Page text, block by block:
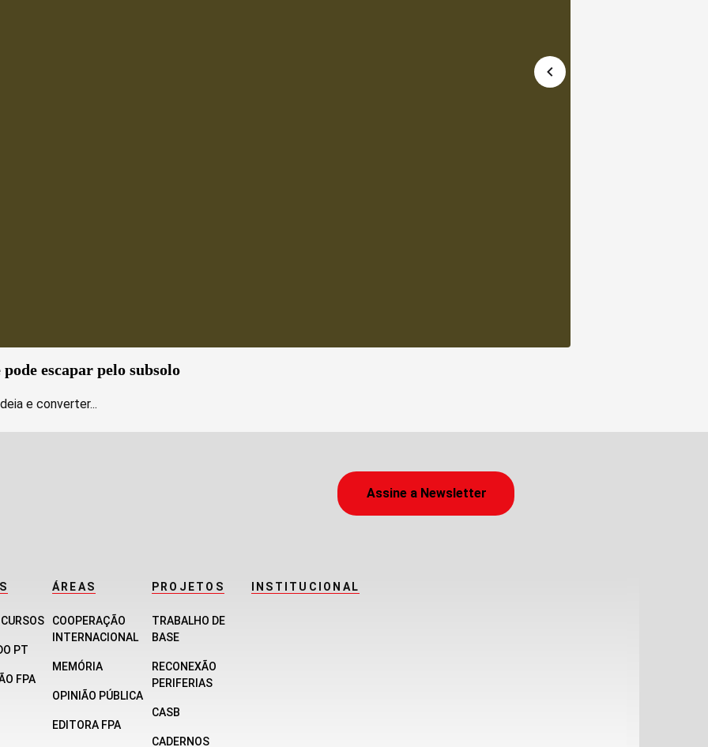
escapar pelo subsolo
e converter...
Assine a Newsletter
PT
FPA
ÁREAS
COOPERAÇÃO
INTERNACIONAL
MEMÓRIA
OPINIÃO PÚBLICA
EDITORA FPA
PROJETOS
TRABALHO DE
BASE
RECONEXÃO
PERIFERIAS
CASB
CADERNOS
INSTITUCIONAL